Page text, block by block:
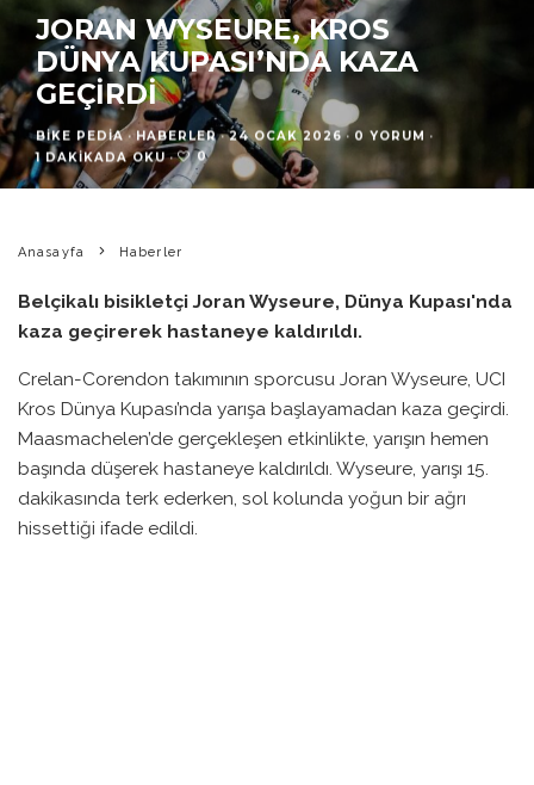
JORAN WYSEURE, KROS
DÜNYA KUPASI’NDA KAZA
GEÇIRDI
BIKE PEDIA · HABERLER · 24 OCAK 2026 · 0 YORUM ·
1 DAKIKADA OKU · 0
Anasayfa Haberler
Belçikalı bisikletçi Joran Wyseure, Dünya Kupası'nda
kaza geçirerek hastaneye kaldırıldı.
Crelan-Corendon takımının sporcusu Joran Wyseure, UCI
Kros Dünya Kupası’nda yarışa başlayamadan kaza geçirdi.
Maasmachelen’de gerçekleşen etkinlikte, yarışın hemen
başında düşerek hastaneye kaldırıldı. Wyseure, yarışı 15.
dakikasında terk ederken, sol kolunda yoğun bir ağrı
hissettiği ifade edildi.